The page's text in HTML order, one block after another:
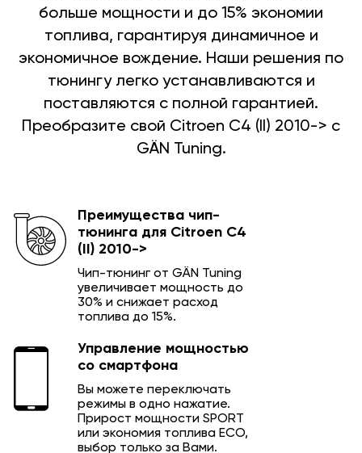
больше мощности и до 15% экономии
топлива, гарантируя динамичное и
экономичное вождение. Наши решения по
тюнингу легко устанавливаются и
поставляются с полной гарантией.
Преобразите свой Citroen C4 (II) 2010-> с
GÄN Tuning.
Преимущества чип-
тюнинга для Citroen C4
(II) 2010->
Чип-тюнинг от GÄN Tuning
увеличивает мощность до
30% и снижает расход
топлива до 15%.
Управление мощностью
со смартфона
Вы можете переключать
режимы в одно нажатие.
Прирост мощности SPORT
или экономия топлива ECO,
выбор только за Вами.